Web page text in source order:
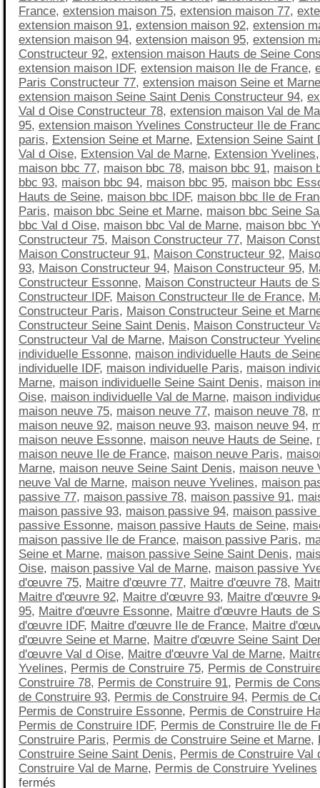
France, extension maison 75, extension maison 77,
extension maison 91, extension maison 92, extension
extension maison 94, extension maison 95, extension
Constructeur 92, extension maison Hauts de Seine
extension maison IDF, extension maison Ile de France,
Paris Constructeur 77, extension maison Seine et
extension maison Seine Saint Denis Constructeur 94,
Val d Oise Constructeur 78, extension maison Val de
95, extension maison Yvelines Constructeur Ile de
paris, Extension Seine et Marne, Extension Seine Saint
Val d Oise, Extension Val de Marne, Extension Yvelines
maison bbc 77, maison bbc 78, maison bbc 91, maison
bbc 93, maison bbc 94, maison bbc 95, maison bbc
Hauts de Seine, maison bbc IDF, maison bbc Ile de
Paris, maison bbc Seine et Marne, maison bbc Seine
bbc Val d Oise, maison bbc Val de Marne, maison bbc
Constructeur 75, Maison Constructeur 77, Maison
Maison Constructeur 91, Maison Constructeur 92,
93, Maison Constructeur 94, Maison Constructeur 95,
Constructeur Essonne, Maison Constructeur Hauts de
Constructeur IDF, Maison Constructeur Ile de France,
Constructeur Paris, Maison Constructeur Seine et
Constructeur Seine Saint Denis, Maison Constructeur
Constructeur Val de Marne, Maison Constructeur
individuelle Essonne, maison individuelle Hauts de
individuelle IDF, maison individuelle Paris, maison
Marne, maison individuelle Seine Saint Denis, maison
Oise, maison individuelle Val de Marne, maison
maison neuve 75, maison neuve 77, maison neuve 78,
maison neuve 92, maison neuve 93, maison neuve 94,
maison neuve Essonne, maison neuve Hauts de Seine,
maison neuve Ile de France, maison neuve Paris,
Marne, maison neuve Seine Saint Denis, maison neuve
neuve Val de Marne, maison neuve Yvelines, maison
passive 77, maison passive 78, maison passive 91,
maison passive 93, maison passive 94, maison passive
passive Essonne, maison passive Hauts de Seine,
maison passive Ile de France, maison passive Paris,
Seine et Marne, maison passive Seine Saint Denis,
Oise, maison passive Val de Marne, maison passive
d'œuvre 75, Maitre d'œuvre 77, Maitre d'œuvre 78,
Maitre d'œuvre 92, Maitre d'œuvre 93, Maitre d'œuvre
95, Maitre d'œuvre Essonne, Maitre d'œuvre Hauts de
d'œuvre IDF, Maitre d'œuvre Ile de France, Maitre
d'œuvre Seine et Marne, Maitre d'œuvre Seine Saint
d'œuvre Val d Oise, Maitre d'œuvre Val de Marne,
Yvelines, Permis de Construire 75, Permis de
Construire 78, Permis de Construire 91, Permis de
de Construire 93, Permis de Construire 94, Permis de
Permis de Construire Essonne, Permis de Construire
Permis de Construire IDF, Permis de Construire Ile de
Construire Paris, Permis de Construire Seine et Marne,
Construire Seine Saint Denis, Permis de Construire Val
Construire Val de Marne, Permis de Construire Yvelines
fermés